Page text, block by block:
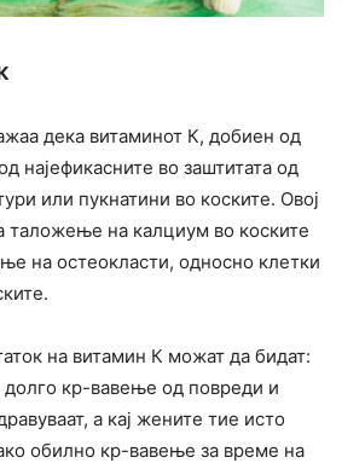
дека витаминот К, добиен од
најефикасните во заштитата од
или пукнатини во коските. Овој
таложење на калциум во коските
на остеокласти, односно клетки
на витамин К можат да бидат:
кр-вавење од повреди и
а кај жените тие исто
обилно кр-вавење за време на